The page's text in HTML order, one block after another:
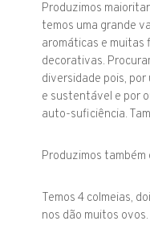
Produzimos
temos uma grande
aromáticas e muitas
decorativas.
diversidade pois,
e sustentável e por
auto-suficiência.
Produzimos
Temos 4 colmeias,
nos dão muitos